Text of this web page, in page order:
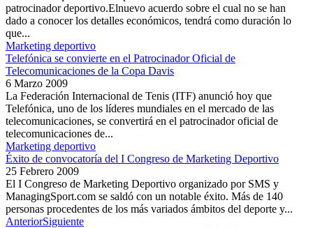
patrocinador deportivo.Elnuevo acuerdo sobre el cual no se han
dado a conocer los detalles económicos, tendrá como duración lo
que...
Marketing deportivo
Telefónica se convierte en el Patrocinador Oficial de
Telecomunicaciones de la Copa Davis
6 Marzo 2009
La Federación Internacional de Tenis (ITF) anunció hoy que
Telefónica, uno de los líderes mundiales en el mercado de las
telecomunicaciones, se convertirá en el patrocinador oficial de
telecomunicaciones de...
Marketing deportivo
Éxito de convocatoría del I Congreso de Marketing Deportivo
25 Febrero 2009
El I Congreso de Marketing Deportivo organizado por SMS y
ManagingSport.com se saldó con un notable éxito. Más de 140
personas procedentes de los más variados ámbitos del deporte y...
AnteriorSiguiente